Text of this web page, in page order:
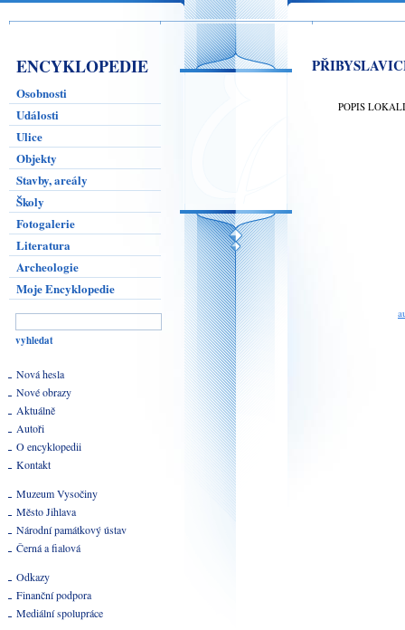
ENCYKLOPEDIE
Osobnosti
Události
Ulice
Objekty
Stavby, areály
Školy
Fotogalerie
Literatura
Archeologie
Moje Encyklopedie
Nová hesla
Nové obrazy
Aktuálně
Autoři
O encyklopedii
Kontakt
Muzeum Vysočiny
Město Jihlava
Národní památkový ústav
Černá a fialová
Odkazy
Finanční podpora
Mediální spolupráce
POPIS